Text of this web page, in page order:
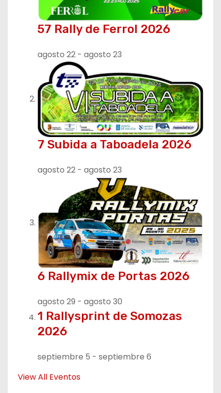
57 Rally de Ferrol 2026
agosto 22 - agosto 23
7 Subida a Taboadela 2026
agosto 22 - agosto 23
6 Rallymix de Portas 2026
agosto 29 - agosto 30
1 Rallysprint de Somozas
2026
septiembre 5 - septiembre 6
View All Eventos